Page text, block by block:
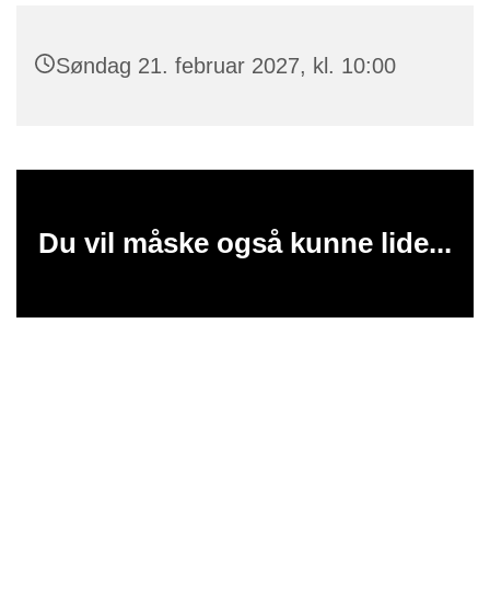
Søndag 21. februar 2027, kl. 10:00
Du vil måske også kunne lide...